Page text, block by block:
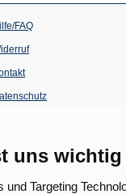
uns wichtig
Targeting
Tab)
FAQ